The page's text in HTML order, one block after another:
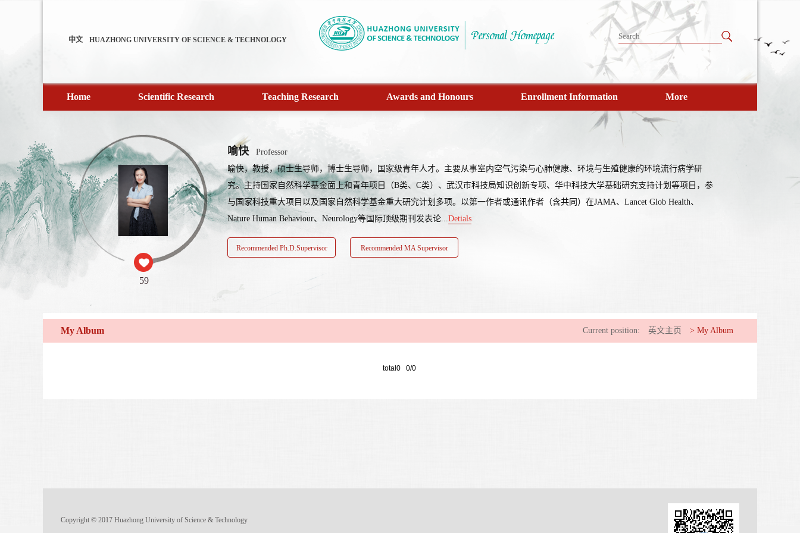
中文 HUAZHONG UNIVERSITY OF SCIENCE & TECHNOLOGY
Home Scientific Research Teaching Research Awards and Honours Enrollment Information More
59
喻快
Professor
喻快，教授，硕士生导师，博士生导师，国家级青年人才。主要从事室内空气污染与心肺健康、环境与生殖健康的环境流行病学研
究。主持国家自然科学基金面上和青年项目（B类、C类）、武汉市科技局知识创新专项、华中科技大学基础研究支持计划等项目，参
与国家科技重大项目以及国家自然科学基金重大研究计划多项。以第一作者或通讯作者（含共同）在JAMA、Lancet Glob Health、
Nature Human Behaviour、Neurology等国际顶级期刊发表论...Detials
Recommended Ph.D.Supervisor Recommended MA Supervisor
My Album Current position: 英文主页 > My Album
total0 0/0
Copyright © 2017 Huazhong University of Science & Technology